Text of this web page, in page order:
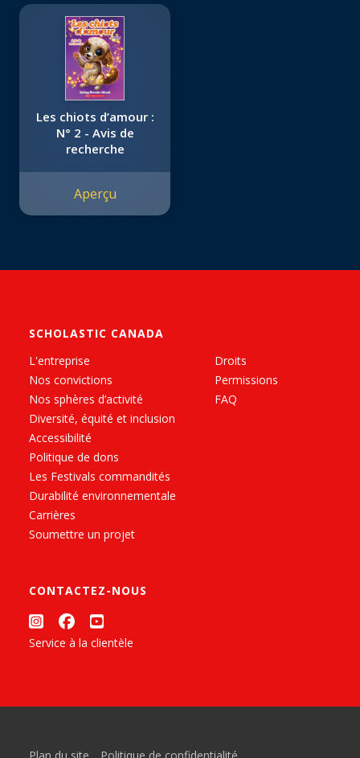
Les chiots d’amour :
N° 2 - Avis de
recherche
Aperçu
SCHOLASTIC CANADA
L'entreprise
Nos convictions
Nos sphères d’activité
Diversité, équité et inclusion
Accessibilité
Politique de dons
Les Festivals commandités
Durabilité environnementale
Carrières
Soumettre un projet
Droits
Permissions
FAQ
CONTACTEZ-NOUS
Service à la clientèle
Plan du site Politique de confidentialité